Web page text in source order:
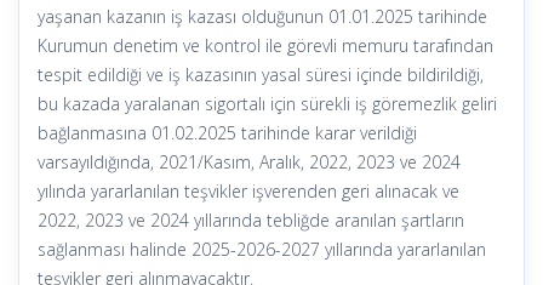
yaşanan kazanın iş kazası olduğunun 01.01.2025 tarihinde
Kurumun denetim ve kontrol ile görevli memuru tarafından
tespit edildiği ve iş kazasının yasal süresi içinde bildirildiği,
bu kazada yaralanan sigortalı için sürekli iş göremezlik geliri
bağlanmasına 01.02.2025 tarihinde karar verildiği
varsayıldığında, 2021/Kasım, Aralık, 2022, 2023 ve 2024
yılında yararlanılan teşvikler işverenden geri alınacak ve
2022, 2023 ve 2024 yıllarında tebliğde aranılan şartların
sağlanması halinde 2025-2026-2027 yıllarında yararlanılan
teşvikler geri alınmayacaktır.